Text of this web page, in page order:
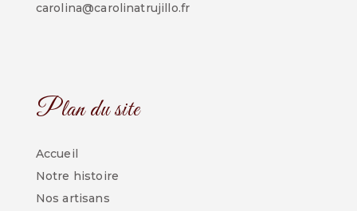
carolina@carolinatrujillo.fr
Plan du site
Accueil
Notre histoire
Nos artisans